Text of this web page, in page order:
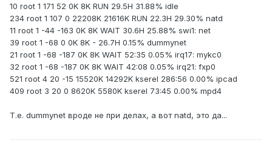
10 root 1 171 52 0K 8K RUN 29.5H 31.88% idle
234 root 1 107 0 22208K 21616K RUN 22.3H 29.30% natd
11 root 1 -44 -163 0K 8K WAIT 30.6H 25.88% swi1: net
39 root 1 -68 0 0K 8K - 26.7H 0.15% dummynet
21 root 1 -68 -187 0K 8K WAIT 52:35 0.05% irq17: mykc0
32 root 1 -68 -187 0K 8K WAIT 42:08 0.05% irq21: fxp0
521 root 4 20 -15 15520K 14292K kserel 286:56 0.00% ipcad
409 root 3 20 0 8620K 5580K kserel 73:45 0.00% mpd4
Т.е. dummynet вроде не при делах, а вот natd, это да...